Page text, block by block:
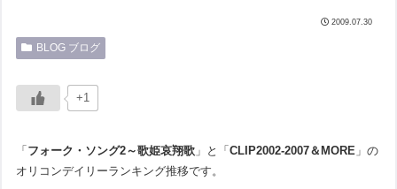
2009.07.30
BLOG ブログ
+1
「 フォーク・ソング2～歌姫哀翔歌 」と「CLIP2002-2007＆MORE 」の
オリコンデイリーランキング推移です。